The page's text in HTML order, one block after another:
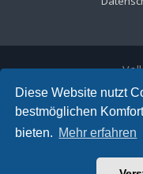
Diese Website nutzt
bestmöglichen
bieten. Mehr erfahren
E-Mail: